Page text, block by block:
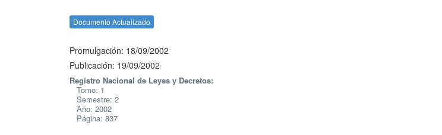
Documento Actualizado
Promulgación: 18/09/2002
Publicación: 19/09/2002
Registro Nacional de Leyes y Decretos:
Tomo: 1
Semestre: 2
Año: 2002
Página: 837